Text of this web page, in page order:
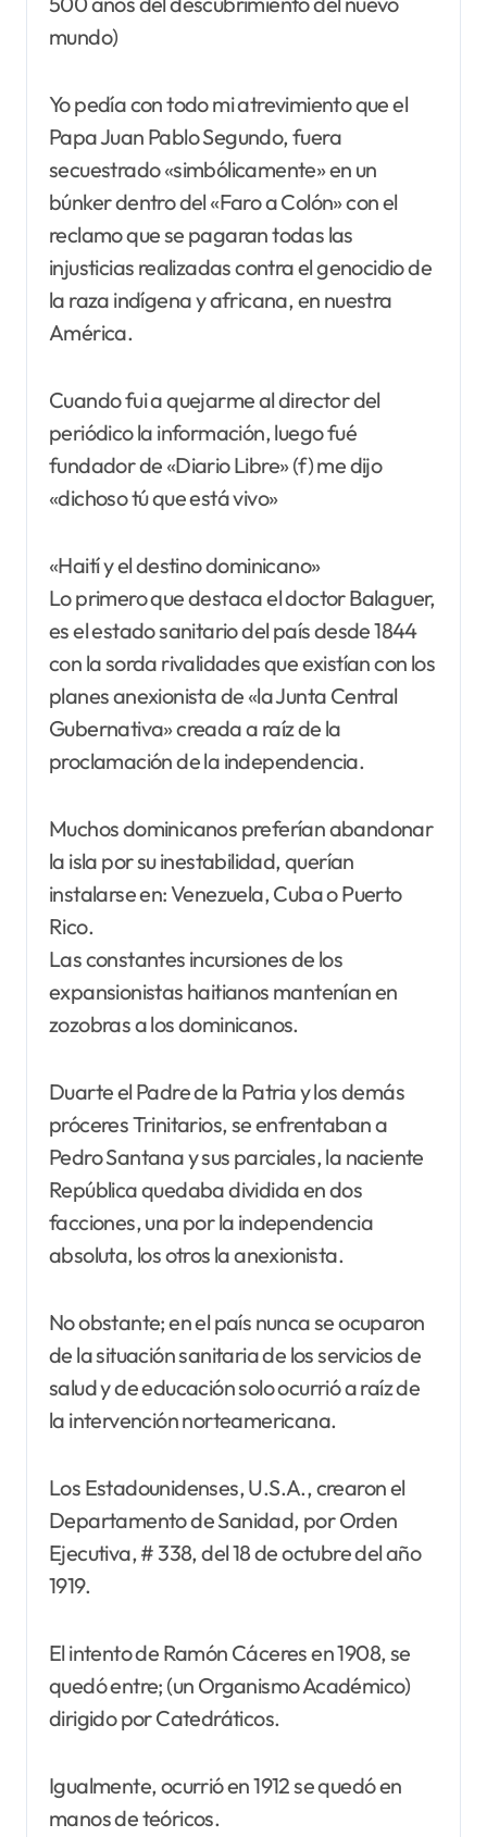
mundo)
Yo pedía con todo mi atrevimiento que el
Papa Juan Pablo Segundo, fuera
secuestrado «simbólicamente» en un
búnker dentro del «Faro a Colón» con el
reclamo que se pagaran todas las
injusticias realizadas contra el genocidio de
la raza indígena y africana, en nuestra
América.
Cuando fui a quejarme al director del
periódico la información, luego fué
fundador de «Diario Libre» (f) me dijo
«dichoso tú que está vivo»
«Haití y el destino dominicano»
Lo primero que destaca el doctor Balaguer,
es el estado sanitario del país desde 1844
con la sorda rivalidades que existían con los
planes anexionista de «la Junta Central
Gubernativa» creada a raíz de la
proclamación de la independencia.
Muchos dominicanos preferían abandonar
la isla por su inestabilidad, querían
instalarse en: Venezuela, Cuba o Puerto
Rico.
Las constantes incursiones de los
expansionistas haitianos mantenían en
zozobras a los dominicanos.
Duarte el Padre de la Patria y los demás
próceres Trinitarios, se enfrentaban a
Pedro Santana y sus parciales, la naciente
República quedaba dividida en dos
facciones, una por la independencia
absoluta, los otros la anexionista.
No obstante; en el país nunca se ocuparon
de la situación sanitaria de los servicios de
salud y de educación solo ocurrió a raíz de
la intervención norteamericana.
Los Estadounidenses, U.S.A., crearon el
Departamento de Sanidad, por Orden
Ejecutiva, # 338, del 18 de octubre del año
1919.
El intento de Ramón Cáceres en 1908, se
quedó entre; (un Organismo Académico)
dirigido por Catedráticos.
Igualmente, ocurrió en 1912 se quedó en
manos de teóricos.